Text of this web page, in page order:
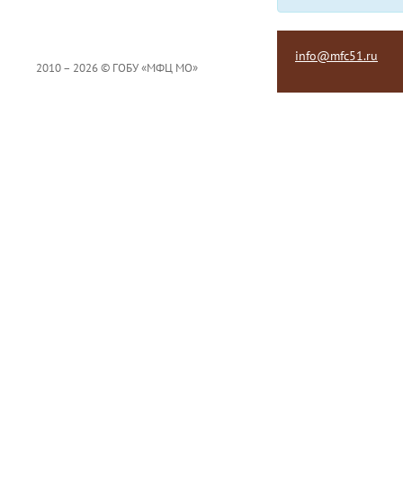
2010 – 2026 © ГОБУ «МФЦ МО»
info@mfc51.ru